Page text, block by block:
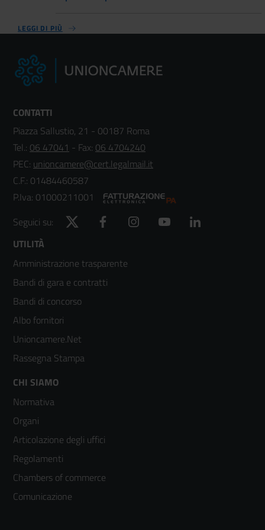
LEGGI DI PIÙ
CONTATTI
Piazza Sallustio, 21 - 00187 Roma
Tel.: 06 47041 - Fax: 06 4704240
PEC: unioncamere@cert.legalmail.it
C.F.: 01484460587
P.Iva: 01000211001
Seguici su:
Twitter Facebook Instagram YouTube
Footer
menù
colonna
2
UTILITÀ
Amministrazione trasparente
Bandi di gara e contratti
Bandi di concorso
Albo fornitori
Unioncamere.Net
Rassegna Stampa
Footer
menù
colonna
3
CHI SIAMO
Normativa
Organi
Articolazione degli uffici
Regolamenti
Chambers of commerce
Comunicazione